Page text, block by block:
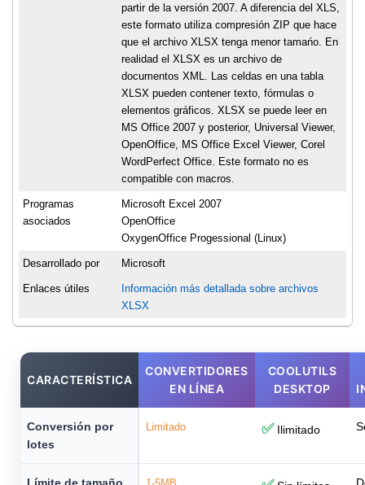
partir de la versión 2007. A diferencia del XLS,
este formato utiliza compresión ZIP que hace
que el archivo XLSX tenga menor tamańo. En
realidad el XLSX es un archivo de
documentos XML. Las celdas en una tabla
XLSX pueden contener texto, fórmulas o
elementos gráficos. XLSX se puede leer en
MS Office 2007 y posterior, Universal Viewer,
OpenOffice, MS Office Excel Viewer, Corel
WordPerfect Office. Este formato no es
compatible con macros.
Programas
asociados
Microsoft Excel 2007
OpenOffice
OxygenOffice Progessional (Linux)
Desarrollado por Microsoft
Enlaces útiles
Información más detallada sobre archivos
XLSX
CARACTERÍSTICA
CONVERTIDORES
EN LÍNEA
COOLUTILS
DESKTOP
Conversión por
lotes
Limitado ✅Ilimitado